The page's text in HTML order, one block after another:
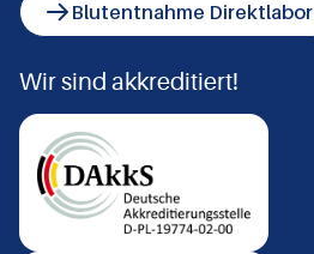
Blutentnahme Direktlabor
Wir sind akkreditiert!